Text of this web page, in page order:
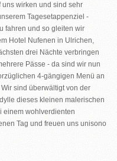
wirken und sind sehr
Tagesetappenziel -
fahren und so gleiten wir
Hotel Nufenen in Ulrichen,
drei Nächte verbringen
Pässe - da sind wir nun
4-gängigen Menü an
sind überwältigt von der
dieses kleinen malerischen
einem wohlverdienten
Tag und freuen uns unisono